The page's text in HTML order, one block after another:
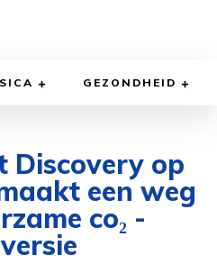
GEZONDHEID
Discovery op
een weg
co₂ -